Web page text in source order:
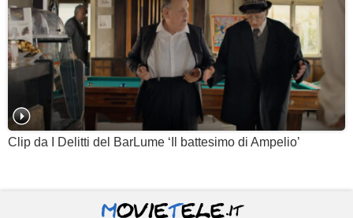
Clip da I Delitti del BarLume ‘Il battesimo di Ampelio’